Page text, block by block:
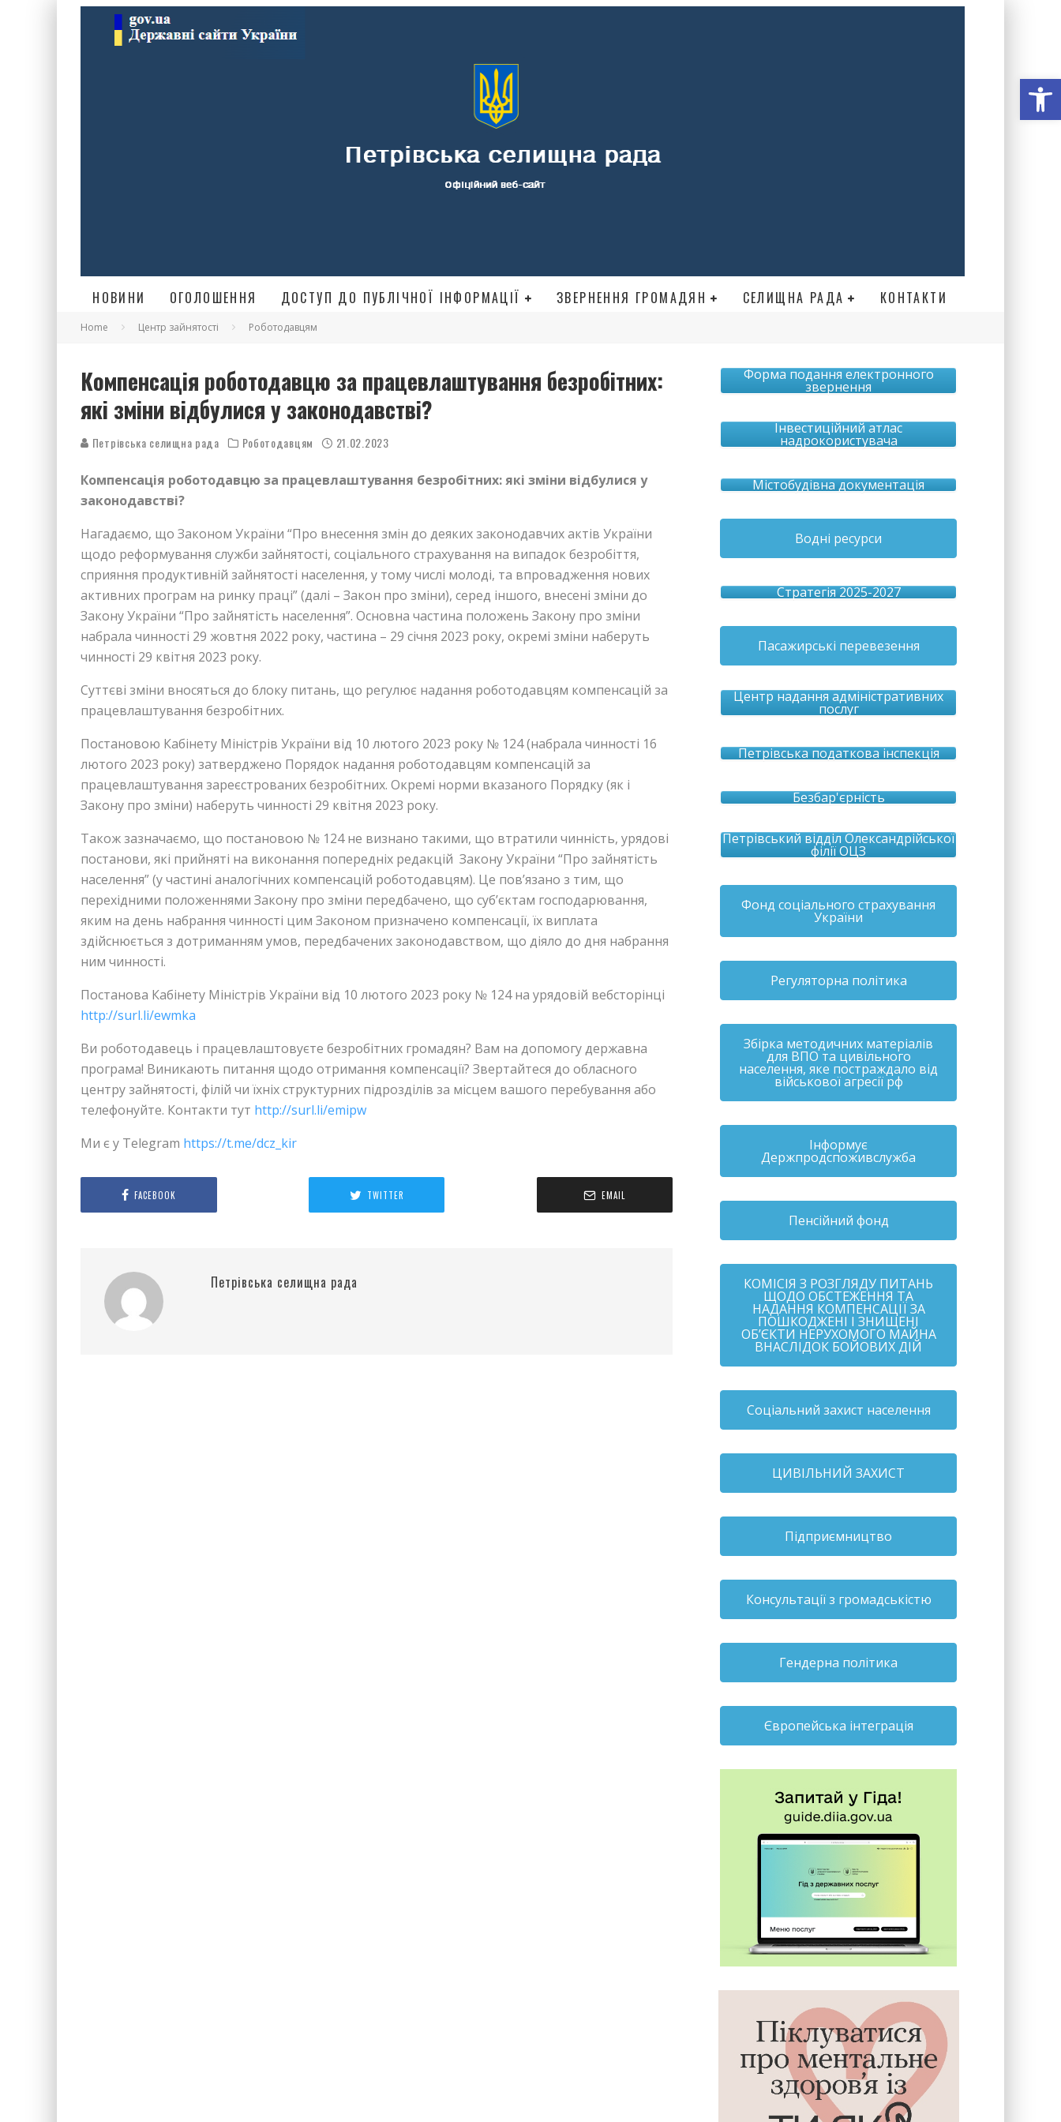
НОВИНИ ОГОЛОШЕННЯ ДОСТУП ДО ПУБЛІЧНОЇ ІНФОРМАЦІЇ ЗВЕРНЕННЯ ГРОМАДЯН СЕЛИЩНА РАДА КОНТАКТИ
Home Центр зайнятості Роботодавцям
Компенсація роботодавцю за працевлаштування безробітних:
які зміни відбулися у законодавстві?
Петрівська селищна рада Роботодавцям 21.02.2023
Компенсація роботодавцю за працевлаштування безробітних: які зміни відбулися у
законодавстві?
Нагадаємо, що Законом України “Про внесення змін до деяких законодавчих актів України
щодо реформування служби зайнятості, соціального страхування на випадок безробіття,
сприяння продуктивній зайнятості населення, у тому числі молоді, та впровадження нових
активних програм на ринку праці” (далі – Закон про зміни), серед іншого, внесені зміни до
Закону України “Про зайнятість населення”. Основна частина положень Закону про зміни
набрала чинності 29 жовтня 2022 року, частина – 29 січня 2023 року, окремі зміни наберуть
чинності 29 квітня 2023 року.
Суттєві зміни вносяться до блоку питань, що регулює надання роботодавцям компенсацій за
працевлаштування безробітних.
Постановою Кабінету Міністрів України від 10 лютого 2023 року № 124 (набрала чинності 16
лютого 2023 року) затверджено Порядок надання роботодавцям компенсацій за
працевлаштування зареєстрованих безробітних. Окремі норми вказаного Порядку (як і
Закону про зміни) наберуть чинності 29 квітня 2023 року.
Також зазначаємо, що постановою № 124 не визнано такими, що втратили чинність, урядові
постанови, які прийняті на виконання попередніх редакцій Закону України “Про зайнятість
населення” (у частині аналогічних компенсацій роботодавцям). Це пов’язано з тим, що
перехідними положеннями Закону про зміни передбачено, що суб’єктам господарювання,
яким на день набрання чинності цим Законом призначено компенсації, їх виплата
здійснюється з дотриманням умов, передбачених законодавством, що діяло до дня набрання
ним чинності.
Постанова Кабінету Міністрів України від 10 лютого 2023 року № 124 на урядовій вебсторінці
http://surl.li/ewmka
Ви роботодавець і працевлаштовуєте безробітних громадян? Вам на допомогу державна
програма! Виникають питання щодо отримання компенсації? Звертайтеся до обласного
центру зайнятості, філій чи їхніх структурних підрозділів за місцем вашого перебування або
телефонуйте. Контакти тут http://surl.li/emipw
Ми є у Telegram https://t.me/dcz_kir
FACEBOOK TWITTER EMAIL
Петрівська селищна рада
Форма подання електронного
звернення
Інвестиційний атлас
надрокористувача
Містобудівна документація
Водні ресурси
Стратегія 2025-2027
Пасажирські перевезення
Центр надання адміністративних
послуг
Петрівська податкова інспекція
Безбар'єрність
Петрівський відділ Олександрійської
філії ОЦЗ
Фонд соціального страхування
України
Регуляторна політика
Збірка методичних матеріалів
для ВПО та цивільного
населення, яке постраждало від
військової агресії рф
Інформує
Держпродспоживслужба
Пенсійний фонд
КОМІСІЯ З РОЗГЛЯДУ ПИТАНЬ
ЩОДО ОБСТЕЖЕННЯ ТА
НАДАННЯ КОМПЕНСАЦІЇ ЗА
ПОШКОДЖЕНІ І ЗНИЩЕНІ
ОБ’ЄКТИ НЕРУХОМОГО МАЙНА
ВНАСЛІДОК БОЙОВИХ ДІЙ
Соціальний захист населення
ЦИВІЛЬНИЙ ЗАХИСТ
Підприємництво
Консультації з громадськістю
Гендерна політика
Європейська інтеграція